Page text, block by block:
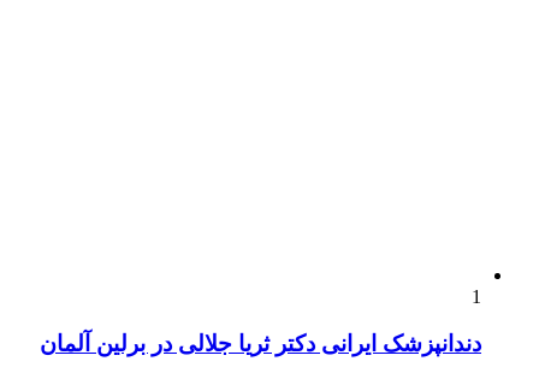
دندانپزشک ایرانی دکتر ثریا جلالی در برلین آلمان